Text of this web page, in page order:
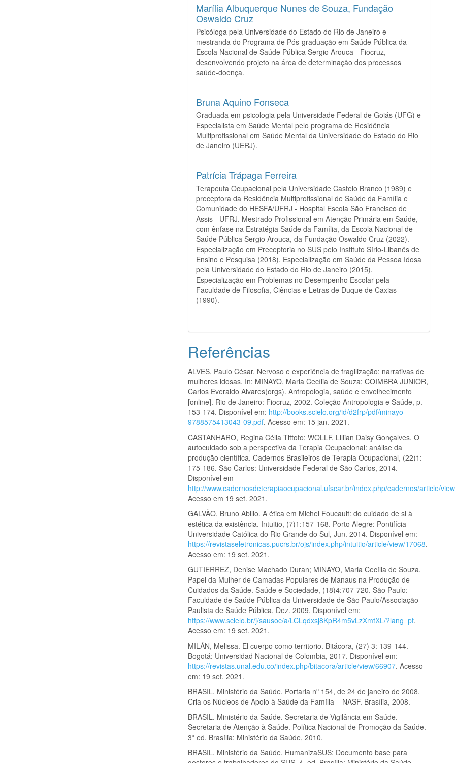
Marília Albuquerque Nunes de Souza, Fundação
Oswaldo Cruz
Psicóloga pela Universidade do Estado do Rio de Janeiro e
mestranda do Programa de Pós-graduação em Saúde Pública da
Escola Nacional de Saúde Pública Sergio Arouca - Fiocruz,
desenvolvendo projeto na área de determinação dos processos
saúde-doença.
Bruna Aquino Fonseca
Graduada em psicologia pela Universidade Federal de Goiás (UFG) e
Especialista em Saúde Mental pelo programa de Residência
Multiprofissional em Saúde Mental da Universidade do Estado do Rio
de Janeiro (UERJ).
Patrícia Trápaga Ferreira
Terapeuta Ocupacional pela Universidade Castelo Branco (1989) e
preceptora da Residência Multiprofissional de Saúde da Família e
Comunidade do HESFA/UFRJ - Hospital Escola São Francisco de
Assis - UFRJ. Mestrado Profissional em Atenção Primária em Saúde,
com ênfase na Estratégia Saúde da Família, da Escola Nacional de
Saúde Pública Sergio Arouca, da Fundação Oswaldo Cruz (2022).
Especialização em Preceptoria no SUS pelo Instituto Sírio-Libanês de
Ensino e Pesquisa (2018). Especialização em Saúde da Pessoa Idosa
pela Universidade do Estado do Rio de Janeiro (2015).
Especialização em Problemas no Desempenho Escolar pela
Faculdade de Filosofia, Ciências e Letras de Duque de Caxias
(1990).
Referências
ALVES, Paulo César. Nervoso e experiência de fragilização: narrativas de
mulheres idosas. In: MINAYO, Maria Cecília de Souza; COIMBRA JUNIOR,
Carlos Everaldo Alvares(orgs). Antropologia, saúde e envelhecimento
[online]. Rio de Janeiro: Fiocruz, 2002. Coleção Antropologia e Saúde, p.
153-174. Disponível em: http://books.scielo.org/id/d2frp/pdf/minayo-
9788575413043-09.pdf. Acesso em: 15 jan. 2021.
CASTANHARO, Regina Célia Tittoto; WOLLF, Lillian Daisy Gonçalves. O
autocuidado sob a perspectiva da Terapia Ocupacional: análise da
produção científica. Cadernos Brasileiros de Terapia Ocupacional, (22)1:
175-186. São Carlos: Universidade Federal de São Carlos, 2014.
Disponível em
http://www.cadernosdeterapiaocupacional.ufscar.br/index.php/cadernos/article/
Acesso em 19 set. 2021.
GALVÃO, Bruno Abilio. A ética em Michel Foucault: do cuidado de si à
estética da existência. Intuitio, (7)1:157-168. Porto Alegre: Pontifícia
Universidade Católica do Rio Grande do Sul, Jun. 2014. Disponível em:
https://revistaseletronicas.pucrs.br/ojs/index.php/intuitio/article/view/17068.
Acesso em: 19 set. 2021.
GUTIERREZ, Denise Machado Duran; MINAYO, Maria Cecília de Souza.
Papel da Mulher de Camadas Populares de Manaus na Produção de
Cuidados da Saúde. Saúde e Sociedade, (18)4:707-720. São Paulo:
Faculdade de Saúde Pública da Universidade de São Paulo/Associação
Paulista de Saúde Pública, Dez. 2009. Disponível em:
https://www.scielo.br/j/sausoc/a/LCLqdxsj8KpR4m5vLzXmtXL/?lang=pt.
Acesso em: 19 set. 2021.
MILÁN, Melissa. El cuerpo como territorio. Bitácora, (27) 3: 139-144.
Bogotá: Universidad Nacional de Colombia, 2017. Disponível em:
https://revistas.unal.edu.co/index.php/bitacora/article/view/66907. Acesso
em: 19 set. 2021.
BRASIL. Ministério da Saúde. Portaria nº 154, de 24 de janeiro de 2008.
Cria os Núcleos de Apoio à Saúde da Família – NASF. Brasília, 2008.
BRASIL. Ministério da Saúde. Secretaria de Vigilância em Saúde.
Secretaria de Atenção à Saúde. Política Nacional de Promoção da Saúde.
3ª ed. Brasília: Ministério da Saúde, 2010.
BRASIL. Ministério da Saúde. HumanizaSUS: Documento base para